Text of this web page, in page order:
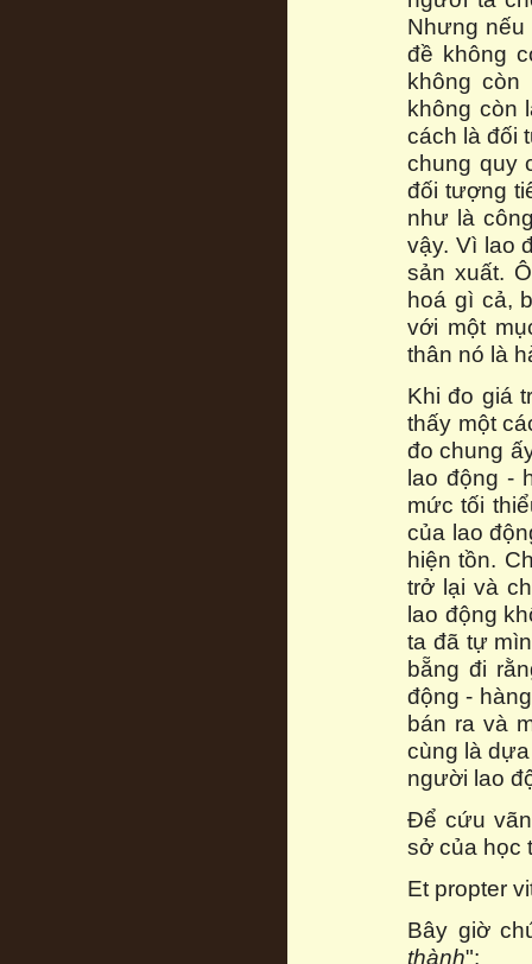
Nhưng
đề không
không
không còn
cách là đối
chung quy
đối tượng
như là
vậy. Vì lao
sản xuất.
hoá gì cả,
với một
thân nó là
Khi đo giá
thấy một
đo chung
lao động -
mức tối
của lao
hiện tồn.
trở lại và
lao động
ta đã tự
bẵng đi
động -
bán ra và
cùng là
người lao
Để cứu
sở của học
Et propter
Bây giờ
thành":